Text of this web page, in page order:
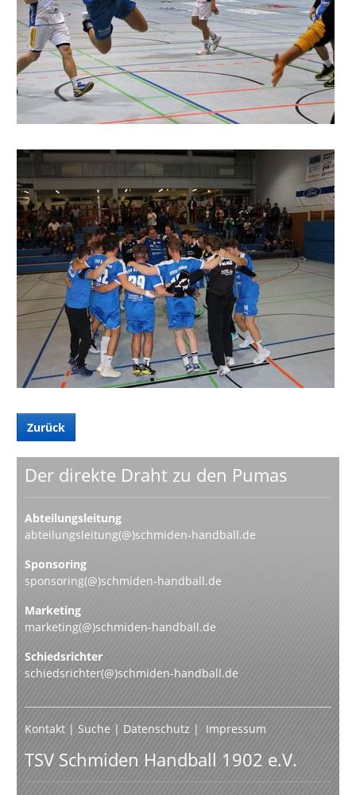
Zurück
Der direkte Draht zu den Pumas
Abteilungsleitung
abteilungsleitung(@)schmiden-handball.de
Sponsoring
sponsoring(@)schmiden-handball.de
Marketing
marketing(@)schmiden-handball.de
Schiedsrichter
schiedsrichter(@)schmiden-handball.de
Kontakt | Suche | Datenschutz | Impressum
TSV Schmiden Handball 1902 e.V.